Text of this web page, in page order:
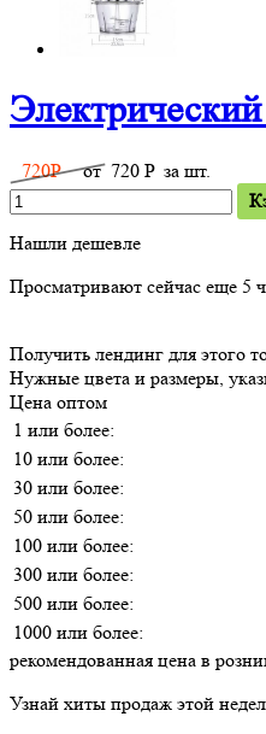
720P от 720 Pза шт.
Нашли дешевле
Просматривают сейчас еще 5
Получить лендинг для этого
Нужные цвета и размеры,
Цена оптом
1 или более:
10 или более:
30 или более:
50 или более:
100 или более:
300 или более:
500 или более:
1000 или более:
рекомендованная цена в
Узнай хиты продаж этой